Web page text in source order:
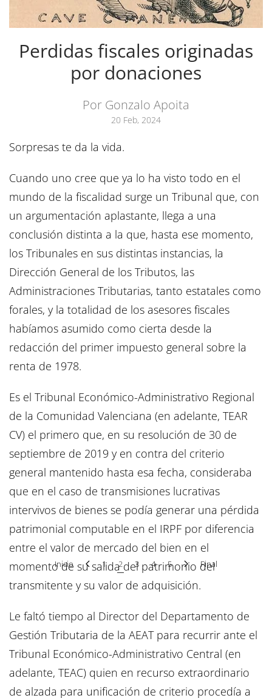
Perdidas fiscales originadas
por donaciones
Por Gonzalo Apoita
20 Feb, 2024
Sorpresas te da la vida.
Cuando uno cree que ya lo ha visto todo en el
mundo de la fiscalidad surge un Tribunal que, con
un argumentación aplastante, llega a una
conclusión distinta a la que, hasta ese momento,
los Tribunales en sus distintas instancias, la
Dirección General de los Tributos, las
Administraciones Tributarias, tanto estatales como
forales, y la totalidad de los asesores fiscales
habíamos asumido como cierta desde la
redacción del primer impuesto general sobre la
renta de 1978.
Es el Tribunal Económico-Administrativo Regional
de la Comunidad Valenciana (en adelante, TEAR
CV) el primero que, en su resolución de 30 de
septiembre de 2019 y en contra del criterio
general mantenido hasta esa fecha, consideraba
que en el caso de transmisiones lucrativas
intervivos de bienes se podía generar una pérdida
patrimonial computable en el IRPF por diferencia
entre el valor de mercado del bien en el
momento de su salida del patrimonio del
transmitente y su valor de adquisición.
Le faltó tiempo al Director del Departamento de
Gestión Tributaria de la AEAT para recurrir ante el
Tribunal Económico-Administrativo Central (en
adelante, TEAC) quien en recurso extraordinario
de alzada para unificación de criterio procedía a
Inicio 1 2 3 4 5 Final